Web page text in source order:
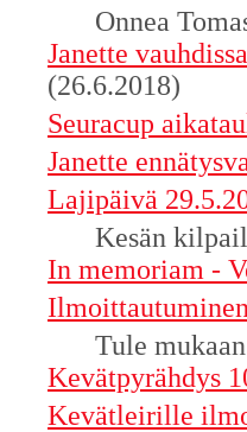
Onnea
Janette
(26.6.2018)
Seuracup
Janette
Lajipäivä
Kesän
In memoriam -
Tule
Kevätpyrähdys
Kevätleirille